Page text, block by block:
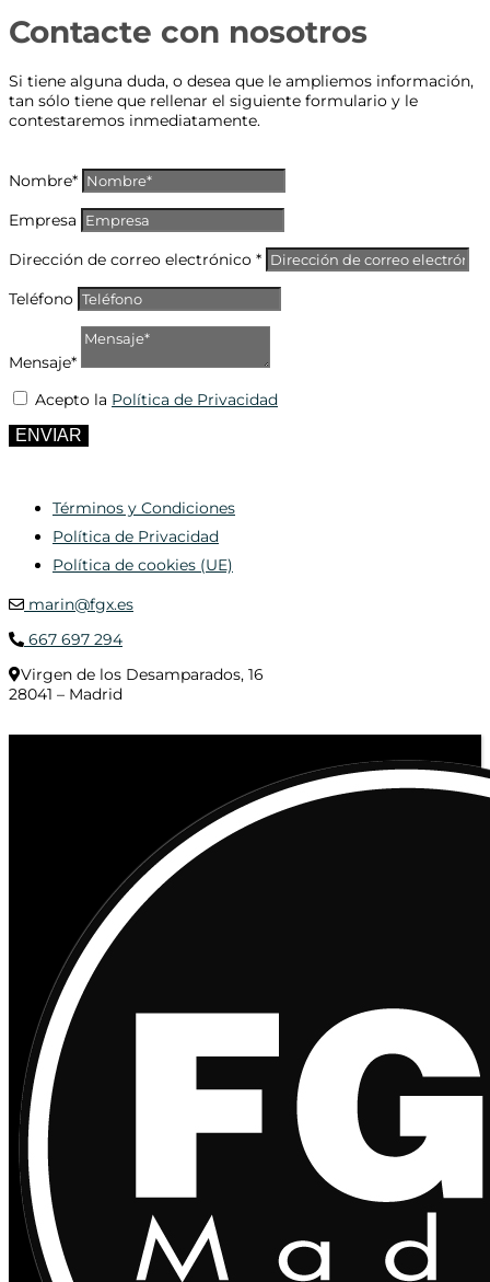
Contacte con nosotros
Si tiene alguna duda, o desea que le ampliemos información,
tan sólo tiene que rellenar el siguiente formulario y le
contestaremos inmediatamente.
Nombre*
Empresa
Dirección de correo electrónico *
Teléfono
Mensaje*
Acepto la Política de Privacidad
ENVIAR
Términos y Condiciones
Política de Privacidad
Política de cookies (UE)
marin@fgx.es
667 697 294
Virgen de los Desamparados, 16
28041 – Madrid